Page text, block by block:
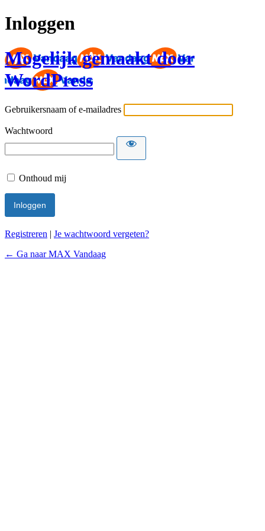
Inloggen
Mogelijk gemaakt door
WordPress
Gebruikersnaam of e-mailadres
Wachtwoord
Onthoud mij
Registreren | Je wachtwoord vergeten?
← Ga naar MAX Vandaag